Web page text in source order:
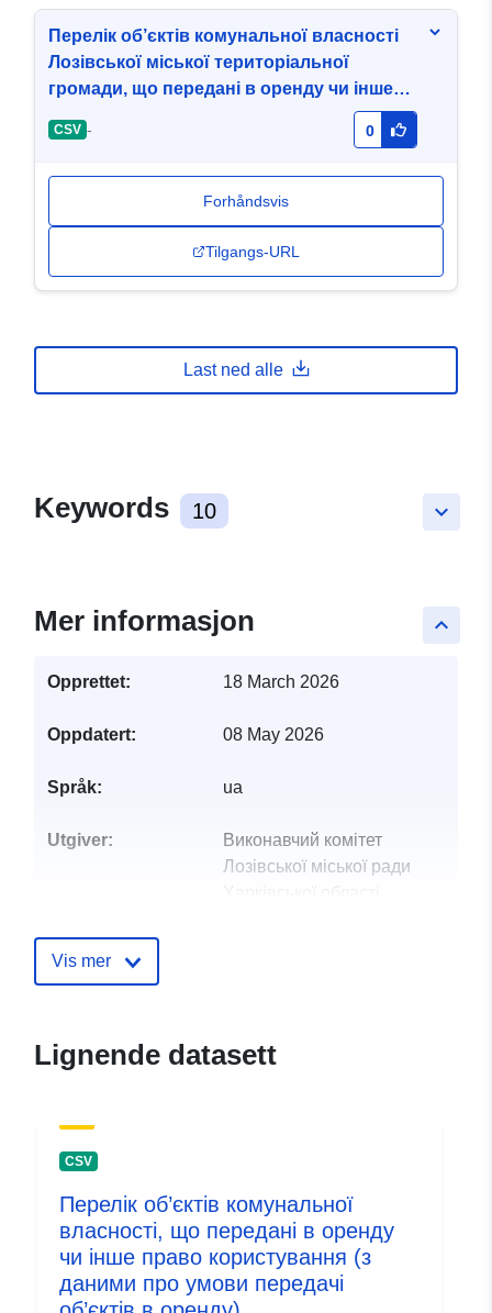
Перелік об’єктів комунальної власності
Лозівської міської територіальної
громади, що передані в оренду чи інше
CSV - 0
Forhåndsvis
Tilgangs-URL
Last ned alle
keyboard_arrow_down
Keywords 10
keyboard_arrow_up
Mer informasjon
Opprettet: 18 March 2026
Oppdatert: 08 May 2026
Språk: ua
Utgiver:
Виконавчий комітет
Лозівської міської ради
Kontaktpunkter:
Identifikatorer:
bc35f38a-44ab-48b9-84d3-
dc1bc126a938
Vis mer
Lignende datasett
CSV
Перелік об’єктів комунальної
власності, що передані в оренду
чи інше право користування (з
даними про умови передачі